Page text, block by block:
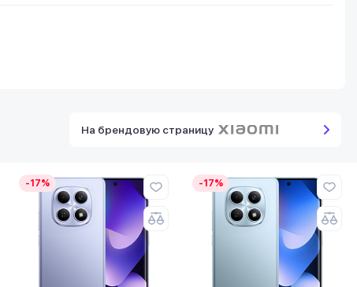
На брендовую страницу
-17% -17%